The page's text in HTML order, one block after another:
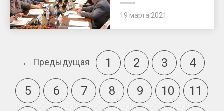
19 марта 2021
← Предыдущая 1 2 3
4
5
6 7 8 9 10
11